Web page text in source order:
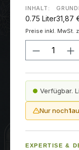
INHALT:
0.75 Liter31,87
Preise inkl. MwSt.
Produkt
Verfügbar.
Nur noch1
EXPERTISE &